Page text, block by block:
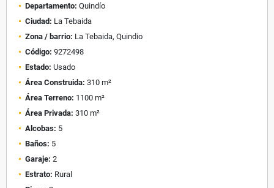
Departamento: Quindío
Ciudad: La Tebaida
Zona / barrio: La Tebaida, Quindio
Código: 9272498
Estado: Usado
Área Construida: 310 m²
Área Terreno: 1100 m²
Área Privada: 310 m²
Alcobas: 5
Baños: 5
Garaje: 2
Estrato: Rural